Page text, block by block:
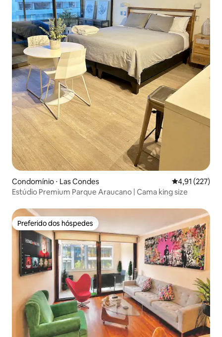
Condomínio ⋅ Las Condes 4,91 de uma
4,91 (227)
Estúdio Premium Parque Araucano | Cama king size
Preferido dos hóspedes
Preferido dos hóspedes